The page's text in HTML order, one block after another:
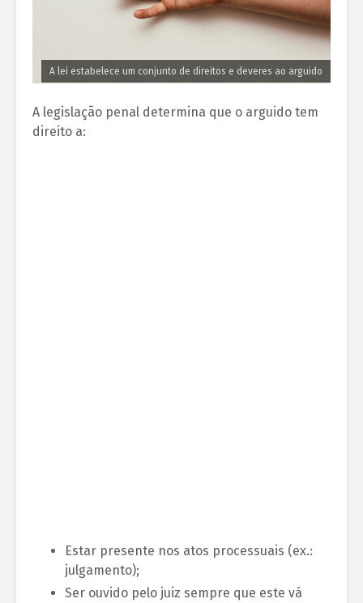
A lei estabelece um conjunto de direitos e deveres ao arguido
A legislação penal determina que o arguido tem
direito a:
Estar presente nos atos processuais (ex.:
julgamento);
Ser ouvido pelo juiz sempre que este vá